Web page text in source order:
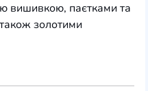
вишивкою, паєтками та
золотими